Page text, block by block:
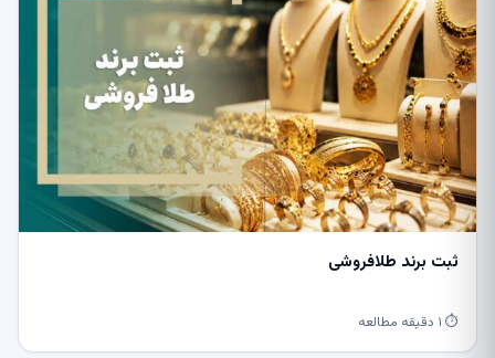
ثبت برند طلافروشی
⏱ ۱ دقیقه مطالعه